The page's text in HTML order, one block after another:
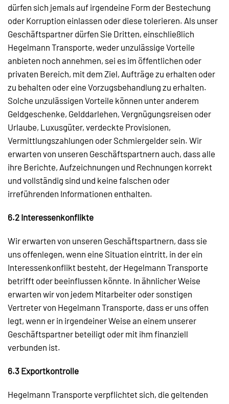
dürfen sich jemals auf irgendeine Form der Bestechung
oder Korruption einlassen oder diese tolerieren. Als unser
Geschäftspartner dürfen Sie Dritten, einschließlich
Hegelmann Transporte, weder unzulässige Vorteile
anbieten noch annehmen, sei es im öffentlichen oder
privaten Bereich, mit dem Ziel, Aufträge zu erhalten oder
zu behalten oder eine Vorzugsbehandlung zu erhalten.
Solche unzulässigen Vorteile können unter anderem
Geldgeschenke, Gelddarlehen, Vergnügungsreisen oder
Urlaube, Luxusgüter, verdeckte Provisionen,
Vermittlungszahlungen oder Schmiergelder sein. Wir
erwarten von unseren Geschäftspartnern auch, dass alle
ihre Berichte, Aufzeichnungen und Rechnungen korrekt
und vollständig sind und keine falschen oder
irreführenden Informationen enthalten.
6.2 Interessenkonflikte
Wir erwarten von unseren Geschäftspartnern, dass sie
uns offenlegen, wenn eine Situation eintritt, in der ein
Interessenkonflikt besteht, der Hegelmann Transporte
betrifft oder beeinflussen könnte. In ähnlicher Weise
erwarten wir von jedem Mitarbeiter oder sonstigen
Vertreter von Hegelmann Transporte, dass er uns offen
legt, wenn er in irgendeiner Weise an einem unserer
Geschäftspartner beteiligt oder mit ihm finanziell
verbunden ist.
6.3 Exportkontrolle
Hegelmann Transporte verpflichtet sich, die geltenden